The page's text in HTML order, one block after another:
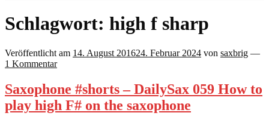
Schlagwort: high f sharp
Veröffentlicht am 14. August 201624. Februar 2024 von saxbrig —
1 Kommentar
Saxophone #shorts – DailySax 059 How to
play high F# on the saxophone